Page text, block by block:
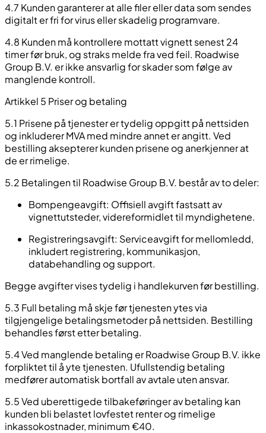
4.7 Kunden garanterer at alle filer eller data som sendes
digitalt er fri for virus eller skadelig programvare.
4.8 Kunden må kontrollere mottatt vignett senest 24
timer før bruk, og straks melde fra ved feil. Roadwise
Group B.V. er ikke ansvarlig for skader som følge av
manglende kontroll.
Artikkel 5 Priser og betaling
5.1 Prisene på tjenester er tydelig oppgitt på nettsiden
og inkluderer MVA med mindre annet er angitt. Ved
bestilling aksepterer kunden prisene og anerkjenner at
de er rimelige.
5.2 Betalingen til Roadwise Group B.V. består av to deler:
Bompengeavgift: Offisiell avgift fastsatt av
vignettutsteder, videreformidlet til myndighetene.
Registreringsavgift: Serviceavgift for mellomledd,
inkludert registrering, kommunikasjon,
databehandling og support.
Begge avgifter vises tydelig i handlekurven før bestilling.
5.3 Full betaling må skje før tjenesten ytes via
tilgjengelige betalingsmetoder på nettsiden. Bestilling
behandles først etter betaling.
5.4 Ved manglende betaling er Roadwise Group B.V. ikke
forpliktet til å yte tjenesten. Ufullstendig betaling
medfører automatisk bortfall av avtale uten ansvar.
5.5 Ved uberettigede tilbakeføringer av betaling kan
kunden bli belastet lovfestet renter og rimelige
inkassokostnader, minimum €40.